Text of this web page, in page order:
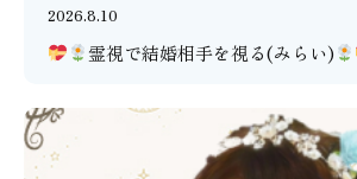
2026.8.10
霊視で結婚相手を視る(みらい)